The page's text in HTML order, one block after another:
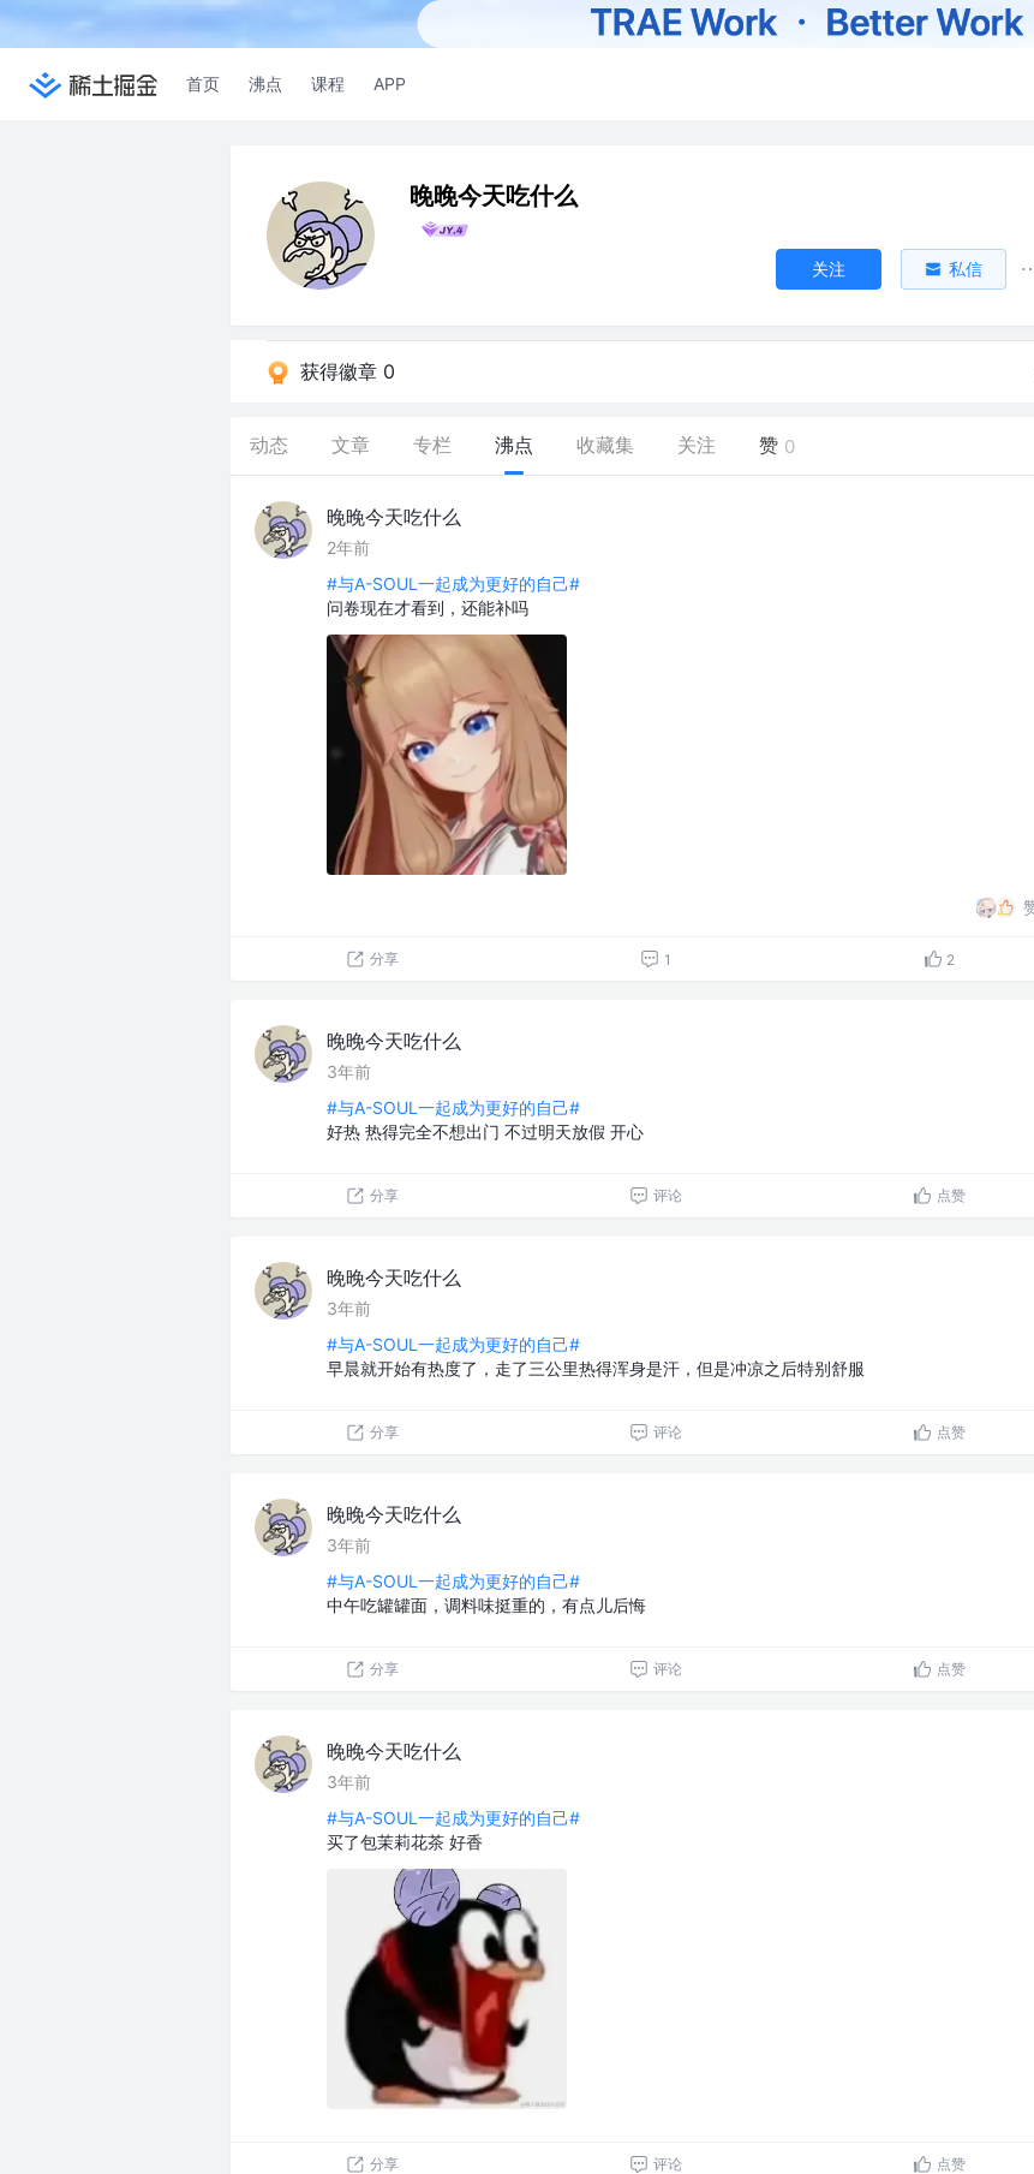
首页 沸点 课程 APP
晚晚今天吃什么
关注 私信
获得徽章 0
动态 文章 专栏 沸点 收藏集 关注 赞 0
晚晚今天吃什么
2年前
#与A-SOUL一起成为更好的自己#
问卷现在才看到，还能补吗
分享 1 2
晚晚今天吃什么
3年前
#与A-SOUL一起成为更好的自己#
好热 热得完全不想出门 不过明天放假 开心
分享 评论 点赞
晚晚今天吃什么
3年前
#与A-SOUL一起成为更好的自己#
早晨就开始有热度了，走了三公里热得浑身是汗，但是冲凉之后特别舒服
分享 评论 点赞
晚晚今天吃什么
3年前
#与A-SOUL一起成为更好的自己#
中午吃罐罐面，调料味挺重的，有点儿后悔
分享 评论 点赞
晚晚今天吃什么
3年前
#与A-SOUL一起成为更好的自己#
买了包茉莉花茶 好香
分享 评论 点赞